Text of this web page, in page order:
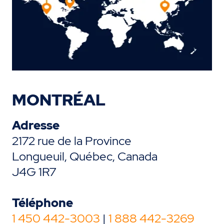
MONTRÉAL
Adresse
2172 rue de la Province
Longueuil, Québec, Canada
J4G 1R7
Téléphone
1 450 442-3003 | 1 888 442-3269